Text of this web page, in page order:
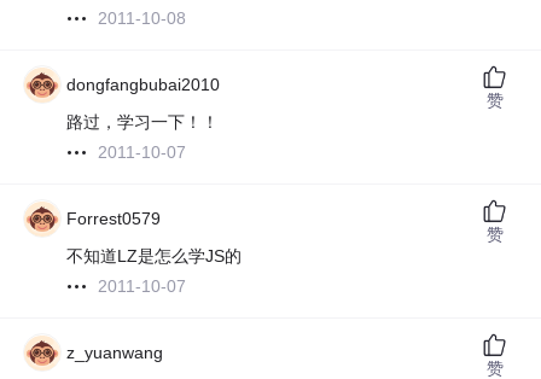
2011-10-08
dongfangbubai2010
路过，学习一下！！
2011-10-07
赞
Forrest0579
不知道LZ是怎么学JS的
2011-10-07
赞
z_yuanwang
赞